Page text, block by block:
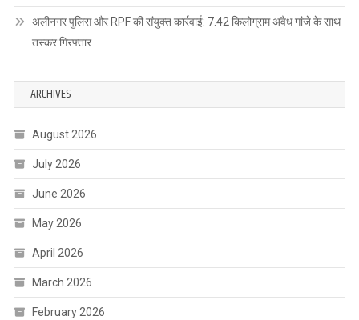
अलीनगर पुलिस और RPF की संयुक्त कार्रवाई: 7.42 किलोग्राम अवैध गांजे के साथ
तस्कर गिरफ्तार
ARCHIVES
August 2026
July 2026
June 2026
May 2026
April 2026
March 2026
February 2026